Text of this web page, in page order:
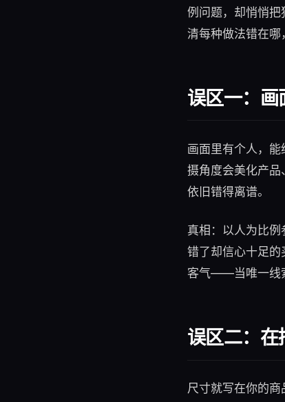
例问题，却悄悄
清每种做法错在哪
误区一：画
画面里有个人，
摄角度会美化产
依旧错得离谱。
真相：以人为比
错了却信心十足
客气——当唯一线
误区二：在
尺寸就写在你的商